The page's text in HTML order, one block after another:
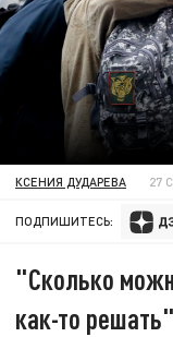
КСЕНИЯ ДУДАРЕВА 27
ПОДПИШИТЕСЬ:
"Сколько
как-то